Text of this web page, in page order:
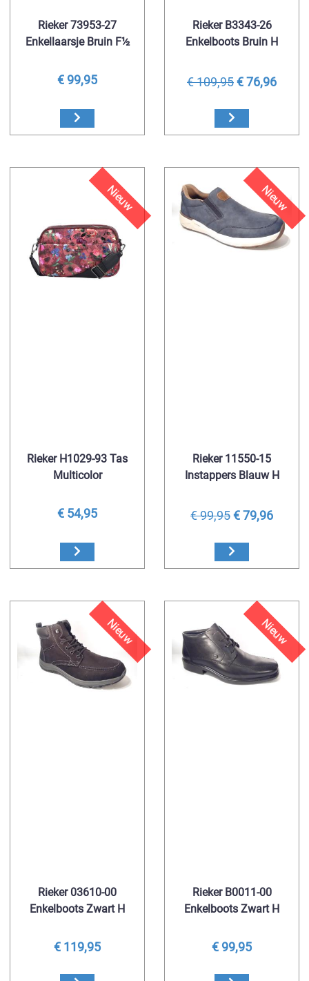
Rieker 73953-27
Enkellaarsje Bruin F½
€ 99,95
Rieker B3343-26
Enkelboots Bruin H
€ 109,95€ 76,96
Nieuw
Rieker H1029-93 Tas
Multicolor
€ 54,95
Nieuw
Rieker 11550-15
Instappers Blauw H
€ 99,95€ 79,96
Nieuw
Rieker 03610-00
Enkelboots Zwart H
€ 119,95
Nieuw
Rieker B0011-00
Enkelboots Zwart H
€ 99,95